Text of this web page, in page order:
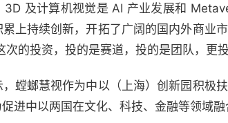
3D 及计算机视觉是 AI 产业发展和
上持续创新，开拓了广阔的国内外商业
的投资，投的是赛道，投的是团队，更
，螳螂慧视作为中以（上海）创新园积极
进中以两国在文化、科技、金融等领域融